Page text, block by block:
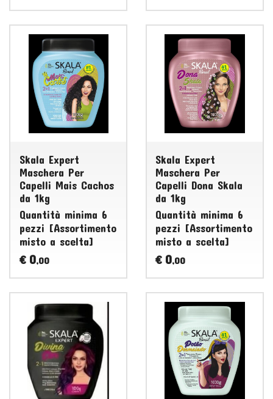
Skala Expert
Maschera Per
Capelli Mais Cachos
da 1kg
Quantità minima 6
pezzi [Assortimento
misto a scelta]
€ 0,00
Skala Expert
Maschera Per
Capelli Dona Skala
da 1kg
Quantità minima 6
pezzi [Assortimento
misto a scelta]
€ 0,00